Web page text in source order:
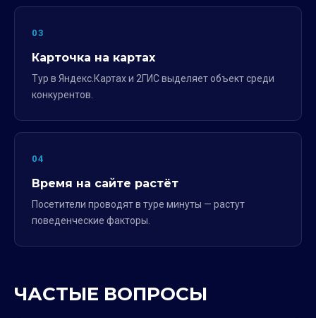
03
Карточка на картах
Тур в Яндекс.Картах и 2ГИС выделяет объект среди
конкурентов.
04
Время на сайте растёт
Посетители проводят в туре минуты — растут
поведенческие факторы.
ЧАСТЫЕ ВОПРОСЫ